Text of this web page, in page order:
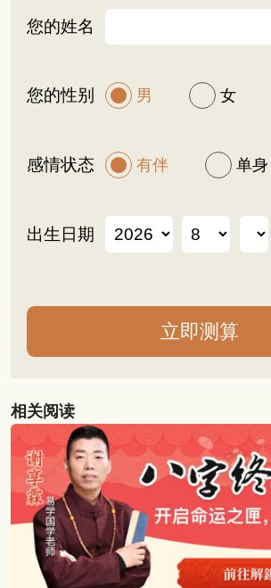
您的姓名
您的性别 男 女
感情状态 有伴 单身
出生日期
相关阅读